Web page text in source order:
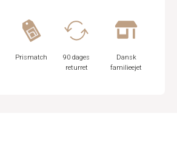
Prismatch
90 dages
returret
Dansk
familieejet